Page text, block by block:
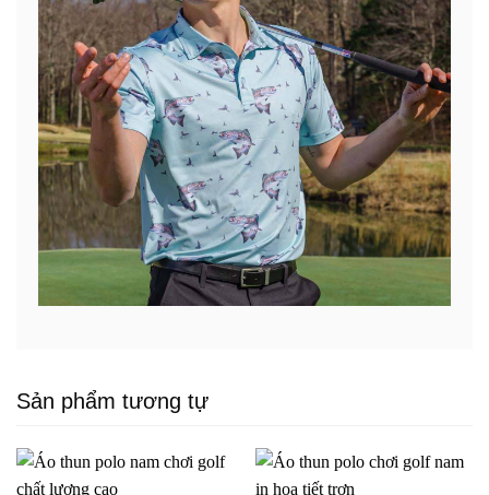
Sản phẩm tương tự